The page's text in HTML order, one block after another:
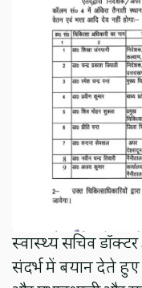
स्वास्थ्य सचिव
संदर्भ में बयान देते